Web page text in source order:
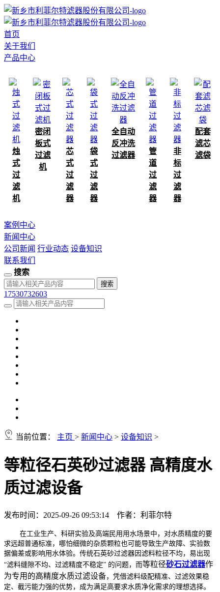
首页
关于我们
产品中心
烛
式
过
滤
机
密闭
板式
过滤
机
芯
式
过
滤
器
袋
式
过
滤
器
全自动
反冲洗
过滤器
管
道
过
滤
器
非
标
过
滤
器
配套
滤芯
滤袋
案例中心
新闻中心
公司新闻 行业动态 设备知识
联系我们
搜索
17530732603
当前位置： 主页 > 新闻中心 > 设备知识 >
等粒径石英砂过滤器 高精度水
质过滤设备
发布时间：2025-09-26 09:53:14 作者：利菲尔特
在工业生产、科研实验及高端民用用水场景中，对水质精度的要
求远超普通标准，哪怕细微的杂质颗粒也可能导致生产故障、实验数
据偏差或影响用水体验。传统石英砂过滤器因滤料粒径不均，易出现
“滤料缝隙不均、过滤精度不稳定” 的问题，而等粒径砂石过滤器作
为专用的高精度水质过滤设备，凭借滤料级配精准、过滤效果稳
定、截污能力强的优势，成为满足高要求水质净化需求的理想选择。